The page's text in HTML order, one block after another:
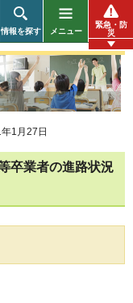
情報を探す メニュー
緊急・防
災
1月27日
卒業者の進路状況